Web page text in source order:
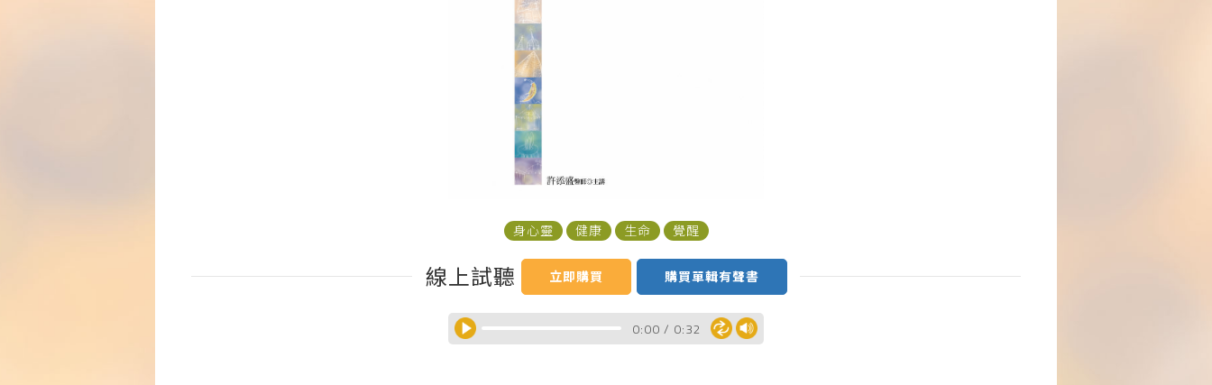
身心靈 健康 生命 覺醒
線上試聽 立即購買 購買單輯有聲書
0:00 / 0:32